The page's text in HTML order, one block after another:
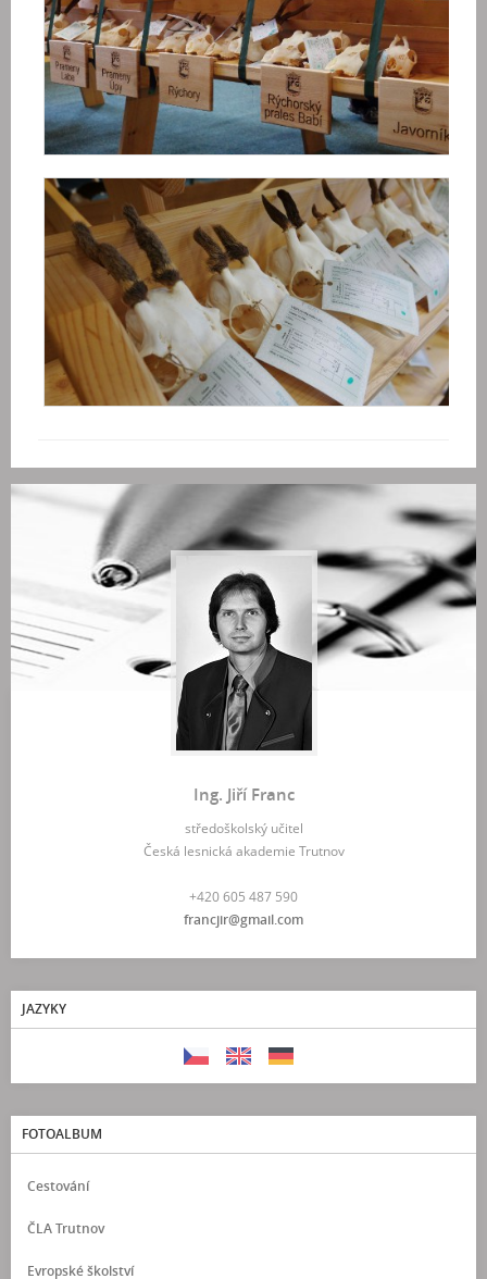
Ing. Jiří Franc
středoškolský učitel
Česká lesnická akademie Trutnov
+420 605 487 590
francjir@gmail.com
JAZYKY
FOTOALBUM
Cestování
ČLA Trutnov
Evropské školství